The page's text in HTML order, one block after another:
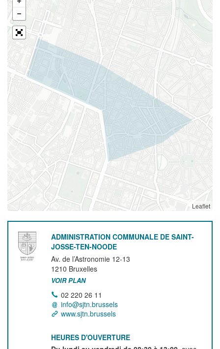
Leaflet
ADMINISTRATION COMMUNALE DE SAINT-
JOSSE-TEN-NOODE
Av. de l’Astronomie 12-13
1210 Bruxelles
VOIR PLAN
02 220 26 11
info@sjtn.brussels
www.sjtn.brussels
HEURES D'OUVERTURE